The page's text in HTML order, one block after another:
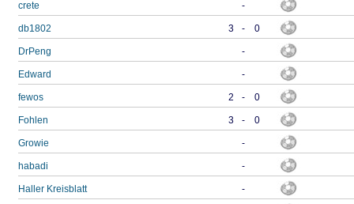
crete -
db1802 3 - 0
DrPeng -
Edward -
fewos 2 - 0
Fohlen 3 - 0
Growie -
habadi -
Haller Kreisblatt -